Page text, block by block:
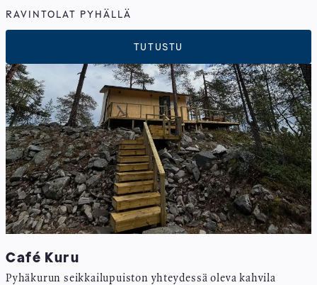
RAVINTOLAT PYHÄLLÄ
TUTUSTU
Café Kuru
Pyhäkurun seikkailupuiston yhteydessä oleva kahvila